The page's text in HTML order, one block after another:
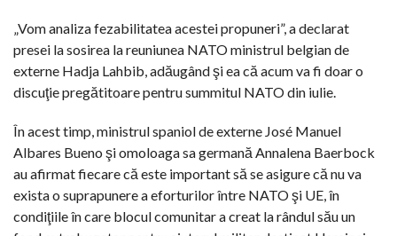
„Vom analiza fezabilitatea acestei propuneri”, a declarat
presei la sosirea la reuniunea NATO ministrul belgian de
externe Hadja Lahbib, adăugând şi ea că acum va fi doar o
discuţie pregătitoare pentru summitul NATO din iulie.
În acest timp, ministrul spaniol de externe José Manuel
Albares Bueno şi omoloaga sa germană Annalena Baerbock
au afirmat fiecare că este important să se asigure că nu va
exista o suprapunere a eforturilor între NATO şi UE, în
condiţiile în care blocul comunitar a creat la rândul său un